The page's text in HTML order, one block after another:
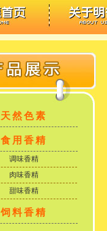
天然色素
食用香精
调味香精
肉味香精
甜味香精
饲料香精